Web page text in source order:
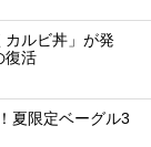
カルビ丼」が発
復活
夏限定ベーグル3